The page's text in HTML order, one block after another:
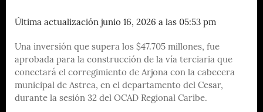
Última actualización junio 16, 2026 a las 05:53 pm
Una inversión que supera los $47.705 millones, fue
aprobada para la construcción de la vía terciaria que
conectará el corregimiento de Arjona con la cabecera
municipal de Astrea, en el departamento del Cesar,
durante la sesión 32 del OCAD Regional Caribe.